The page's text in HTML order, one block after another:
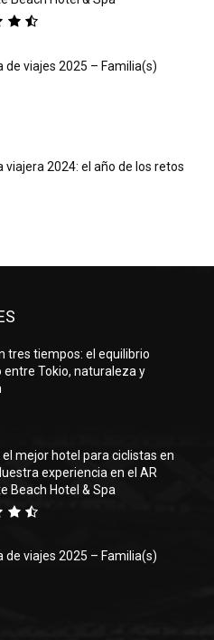
de viajes 2025 – Familia(s)
viajera 2024: el año de los retos
tres tiempos: el equilibrio
Tokio, naturaleza y
el mejor hotel para ciclistas en
experiencia en el AR
Beach Hotel & Spa
de viajes 2025 – Familia(s)